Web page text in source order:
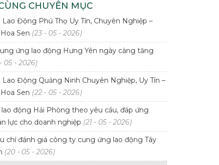
CHUYÊN MỤC
Động Phú Thọ Uy Tín, Chuyên Nghiệp –
Sen (23 - 05 - 2026)
ứng lao động Hưng Yên ngày càng tăng
05 - 2026)
Động Quảng Ninh Chuyên Nghiệp, Uy Tín –
Sen (22 - 05 - 2026)
động Hải Phòng theo yêu cầu, đáp ứng
lực cho doanh nghiệp (21 - 05 - 2026)
chí đánh giá công ty cung ứng lao động Tây
(20 - 05 - 2026)